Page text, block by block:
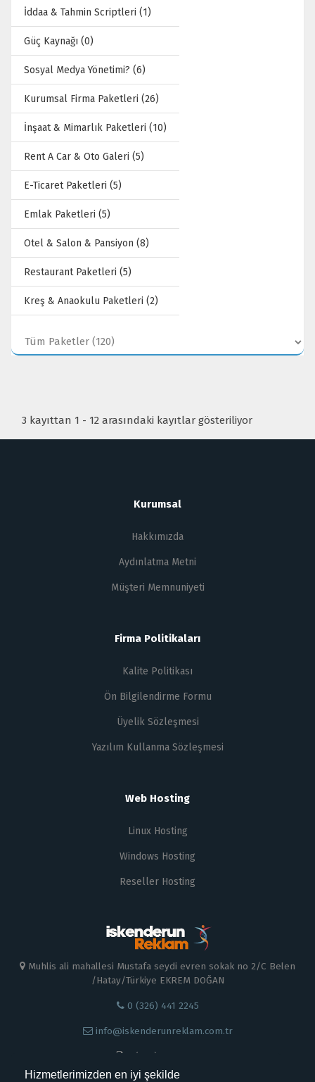
Hizmetlerimizden en iyi şekilde
İddaa & Tahmin Scriptleri (1)
Güç Kaynağı (0)
Sosyal Medya Yönetimi? (6)
Kurumsal Firma Paketleri (26)
İnşaat & Mimarlık Paketleri (10)
Rent A Car & Oto Galeri (5)
E-Ticaret Paketleri (5)
Emlak Paketleri (5)
Otel & Salon & Pansiyon (8)
Restaurant Paketleri (5)
Kreş & Anaokulu Paketleri (2)
3 kayıttan 1 - 12 arasındaki kayıtlar gösteriliyor
Kurumsal
Hakkımızda
Aydınlatma Metni
Müşteri Memnuniyeti
Firma Politikaları
Kalite Politikası
Ön Bilgilendirme Formu
Üyelik Sözleşmesi
Yazılım Kullanma Sözleşmesi
Web Hosting
Linux Hosting
Windows Hosting
Reseller Hosting
Muhlis ali mahallesi Mustafa seydi evren sokak no 2/C Belen
/Hatay/Türkiye EKREM DOĞAN
0 (326) 441 2245
info@iskenderunreklam.com.tr
0 (326) 441 22 45